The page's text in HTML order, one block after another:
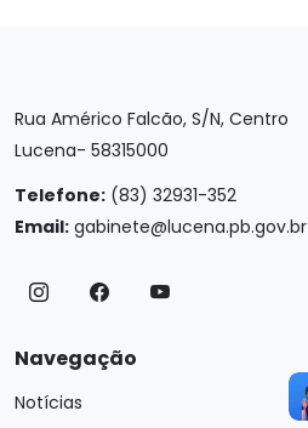
Rua Américo Falcão, S/N, Centro
Lucena- 58315000
Telefone: (83) 32931-352
Email: gabinete@lucena.pb.gov.br
Navegação
Notícias